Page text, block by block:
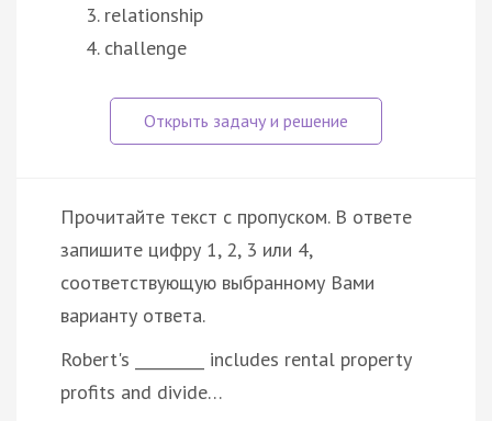
relationship
challenge
Прочитайте текст с пропуском. В ответе
запишите цифру 1, 2, 3 или 4,
соответствующую выбранному Вами
варианту ответа.
Robert's _________ includes rental property
profits and divide…